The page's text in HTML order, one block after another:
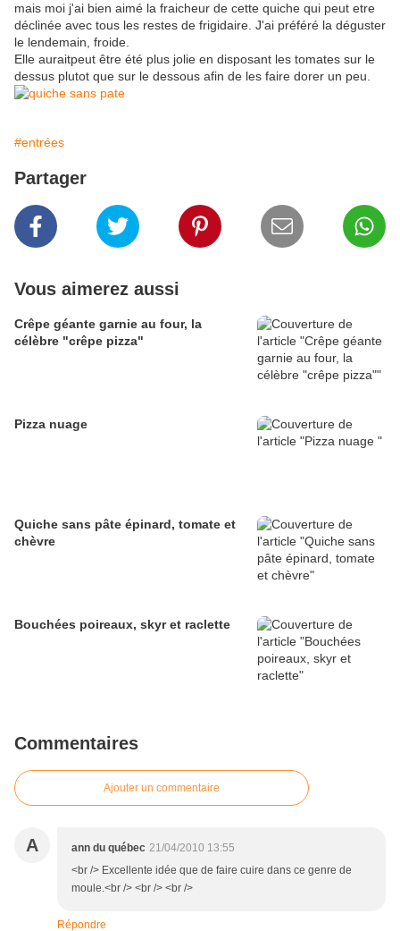
mais moi j'ai bien aimé la fraicheur de cette quiche qui peut etre
déclinée avec tous les restes de frigidaire. J'ai préféré la déguster
le lendemain, froide.
Elle auraitpeut être été plus jolie en disposant les tomates sur le
dessus plutot que sur le dessous afin de les faire dorer un peu.
#entrées
Partager
Vous aimerez aussi
Crêpe géante garnie au four, la
célèbre "crêpe pizza"
Pizza nuage
Quiche sans pâte épinard, tomate et
chèvre
Bouchées poireaux, skyr et raclette
Commentaires
Ajouter un commentaire
A ann du québec 21/04/2010 13:55
<br /> Excellente idée que de faire cuire dans ce genre de
moule.<br /> <br /> <br />
Répondre